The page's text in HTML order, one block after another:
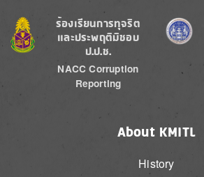
Image
ร้องเรียนการทุจริต
และประพฤติมิชอบ
ป.ป.ช.
NACC Corruption
Reporting
Image
About KMITL
History